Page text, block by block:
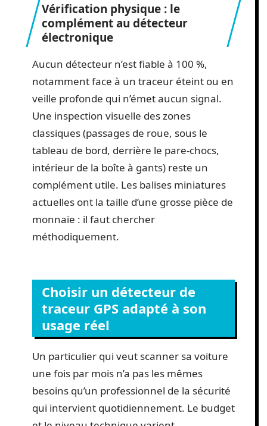
Vérification physique : le
complément au détecteur
électronique
Aucun détecteur n’est fiable à 100 %,
notamment face à un traceur éteint ou en
veille profonde qui n’émet aucun signal.
Une inspection visuelle des zones
classiques (passages de roue, sous le
tableau de bord, derrière le pare-chocs,
intérieur de la boîte à gants) reste un
complément utile. Les balises miniatures
actuelles ont la taille d’une grosse pièce de
monnaie : il faut chercher
méthodiquement.
Choisir un détecteur de
traceur GPS adapté à son
usage réel
Un particulier qui veut scanner sa voiture
une fois par mois n’a pas les mêmes
besoins qu’un professionnel de la sécurité
qui intervient quotidiennement. Le budget